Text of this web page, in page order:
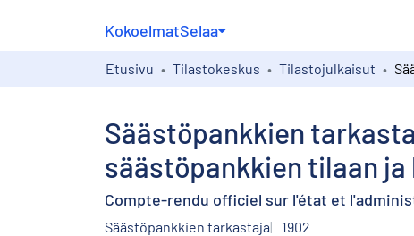
KokoelmatSelaa
Etusivu Tilastokeskus Tilastojulkaisut
Säästöpankkien
säästöpankkien tilaan ja
Compte-rendu officiel sur l'état et
Säästöpankkien tarkastaja 1902